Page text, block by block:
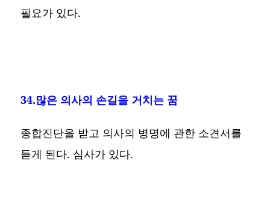
필요가 있다.
34.많은 의사의 손길을 거치는 꿈
종합진단을 받고 의사의 병명에 관한 소견서를
듣게 된다. 심사가 있다.